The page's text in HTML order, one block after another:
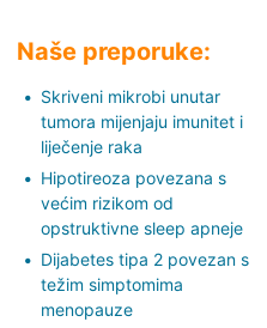
Naše preporuke:
Skriveni mikrobi unutar
tumora mijenjaju imunitet i
liječenje raka
Hipotireoza povezana s
većim rizikom od
opstruktivne sleep apneje
Dijabetes tipa 2 povezan s
težim simptomima
menopauze